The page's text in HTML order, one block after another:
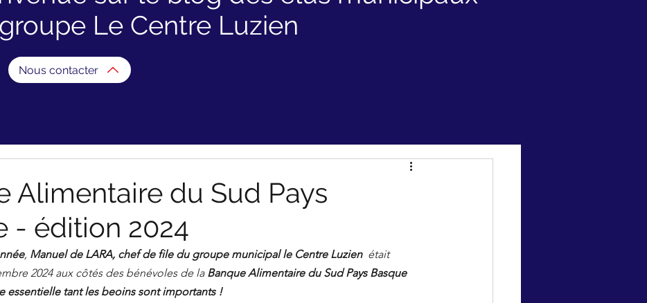
Nous contacter
Le Centre Luzien
Alimentaire du Sud Pays
- édition 2024
, Manuel de LARA, chef de file du groupe municipal le Centre Luzien était
2024 aux côtés des bénévoles de la Banque Alimentaire du Sud Pays Basque
essentielle tant les beoins sont importants !